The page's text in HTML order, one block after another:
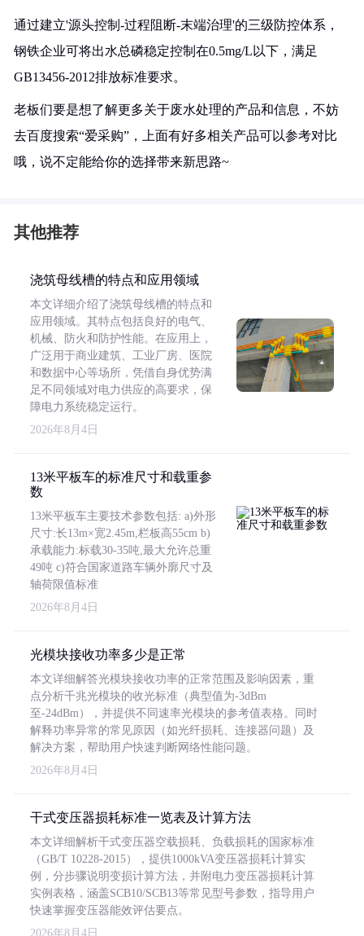
通过建立'源头控制-过程阻断-末端治理'的三级防控体系，
钢铁企业可将出水总磷稳定控制在0.5mg/L以下，满足
GB13456-2012排放标准要求。
老板们要是想了解更多关于废水处理的产品和信息，不妨
去百度搜索“爱采购”，上面有好多相关产品可以参考对比
哦，说不定能给你的选择带来新思路~
其他推荐
浇筑母线槽的特点和应用领域
本文详细介绍了浇筑母线槽的特点和
应用领域。其特点包括良好的电气、
机械、防火和防护性能。在应用上，
广泛用于商业建筑、工业厂房、医院
和数据中心等场所，凭借自身优势满
足不同领域对电力供应的高要求，保
障电力系统稳定运行。
2026年8月4日
13米平板车的标准尺寸和载重参
数
13米平板车主要技术参数包括: a)外形
尺寸:长13m×宽2.45m,栏板高55cm b)
承载能力:标载30-35吨,最大允许总重
49吨 c)符合国家道路车辆外廓尺寸及
轴荷限值标准
2026年8月4日
光模块接收功率多少是正常
本文详细解答光模块接收功率的正常范围及影响因素，重
点分析千兆光模块的收光标准（典型值为-3dBm
至-24dBm），并提供不同速率光模块的参考值表格。同时
解释功率异常的常见原因（如光纤损耗、连接器问题）及
解决方案，帮助用户快速判断网络性能问题。
2026年8月4日
干式变压器损耗标准一览表及计算方法
本文详细解析干式变压器空载损耗、负载损耗的国家标准
（GB/T 10228-2015），提供1000kVA变压器损耗计算实
例，分步骤说明变损计算方法，并附电力变压器损耗计算
实例表格，涵盖SCB10/SCB13等常见型号参数，指导用户
快速掌握变压器能效评估要点。
2026年8月4日